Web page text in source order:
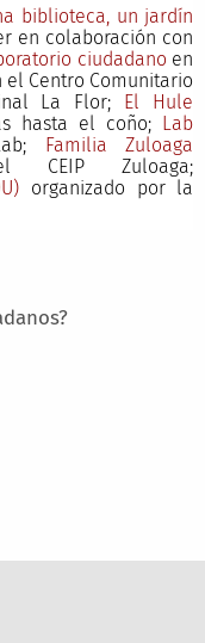
biblioteca, un jardín
en colaboración con
ciudadano en
el Centro Comunitario
La Flor; El Hule
hasta el coño; Lab
Familia Zuloaga
CEIP Zuloaga;
organizado por la